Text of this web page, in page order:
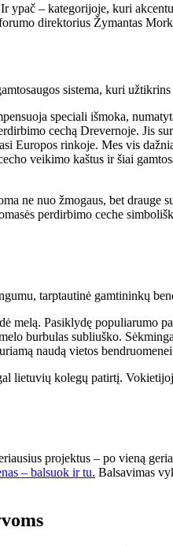
ypač – kategorijoje, kuri
direktorius Žymantas
sistema, kuri
speciali išmoka,
cechą Drevernoje. Jis
Europos rinkoje. Mes vis
veikimo kaštus ir šiai
ne nuo žmogaus, bet
perdirbimo ceche
tarptautinė gamtininkų
Pasiklydę populiarumo
burbulas subliuško.
naudą vietos
lietuvių kolegų patirtį.
projektus – po vieną
– balsuok ir tu. Balsavimas